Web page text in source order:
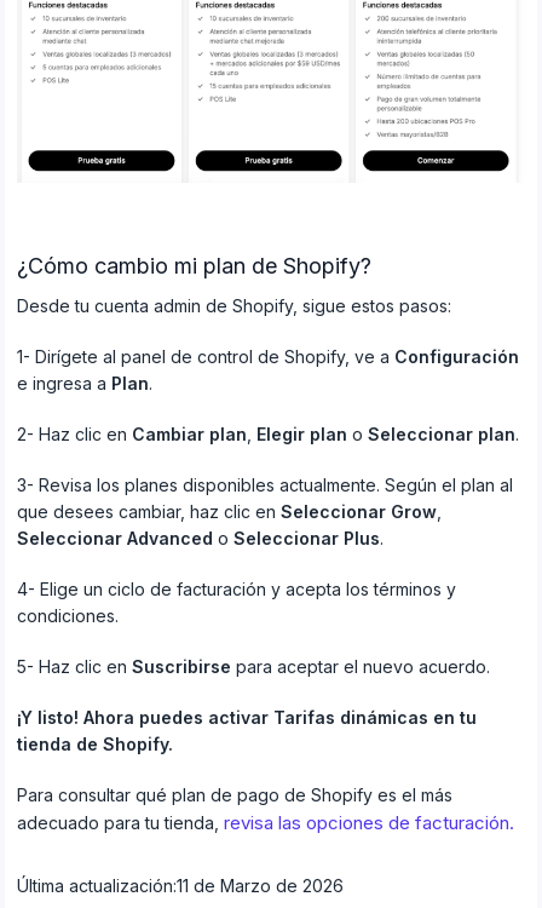
¿Cómo cambio mi plan de Shopify?
Desde tu cuenta admin de Shopify, sigue estos pasos:
1- Dirígete al panel de control de Shopify, ve a Configuración
e ingresa a Plan.
2- Haz clic en Cambiar plan Elegir plan o Seleccionar plan.
3- Revisa los planes disponibles actualmente. Según el plan al
que desees cambiar, haz clic en Seleccionar Grow
Seleccionar Advanced o Seleccionar Plus.
4- Elige un ciclo de facturación y acepta los términos y
condiciones.
5- Haz clic en Suscribirse para aceptar el nuevo acuerdo.
¡Y listo! Ahora puedes activar Tarifas dinámicas en tu
tienda de Shopify.
Para consultar qué plan de pago de Shopify es el más
adecuado para tu tienda, revisa las opciones de facturación.
Última actualización:11 de Marzo de 2026